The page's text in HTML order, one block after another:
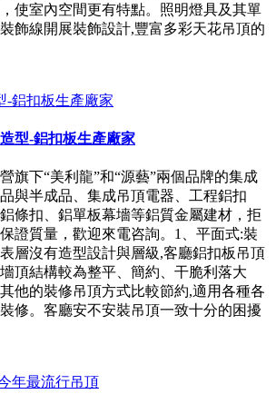
使室內空間更有特點。照明燈具及其單
飾線開展裝飾設計,豐富多彩天花吊頂的
型-鋁扣板生產廠家
旗下“美利龍”和“源藝”兩個品牌的集成
與半成品、集成吊頂電器、工程鋁扣
條扣、鋁單板幕墻等鋁質金屬建材，拒
證質量，歡迎來電咨詢。1、平面式:裝
層沒有造型設計與層級,客廳鋁扣板吊頂
頂結構較為整平、簡約、干脆利落大
他的裝修吊頂方式比較節約,適用各種各
修。客廳安不安裝吊頂一致十分的困擾